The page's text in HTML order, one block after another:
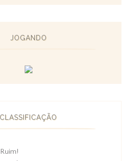
JOGANDO
CLASSIFICAÇÃO